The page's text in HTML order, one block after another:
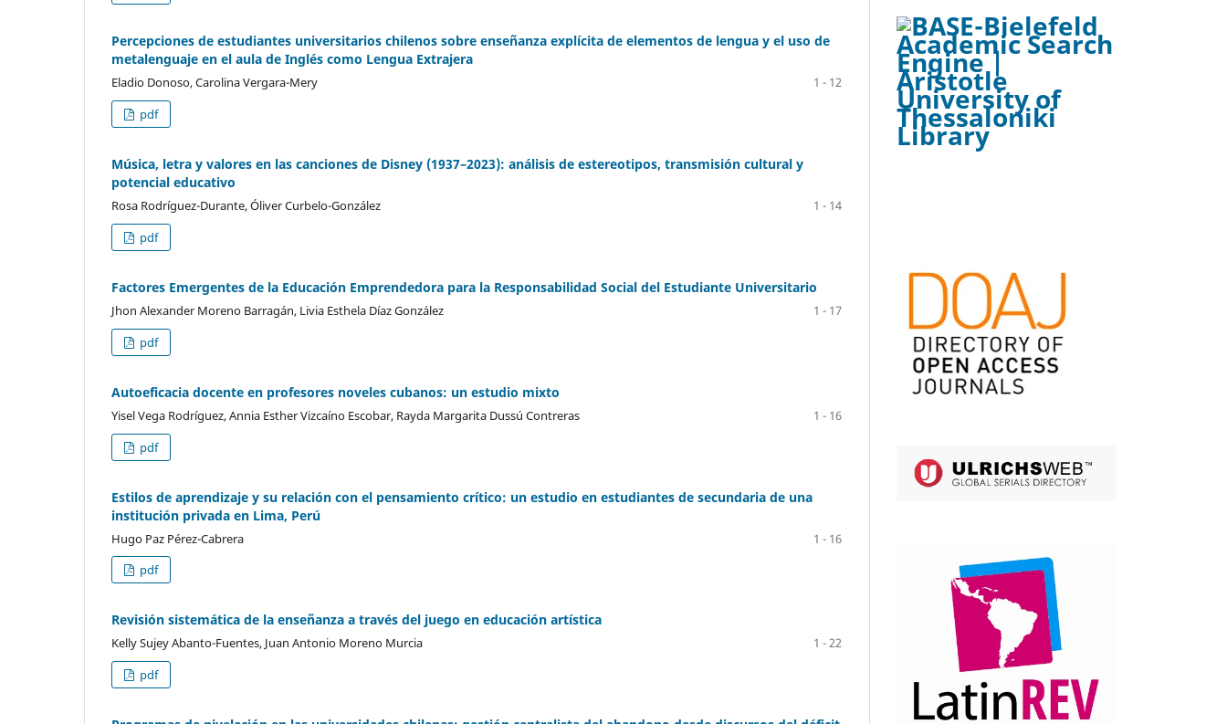
Percepciones de estudiantes universitarios chilenos sobre enseñanza explícita de elementos de lengua y el uso de
metalenguaje en el aula de Inglés como Lengua Extrajera
Eladio Donoso, Carolina Vergara-Mery
1 - 12
pdf
Música, letra y valores en las canciones de Disney (1937–2023): análisis de estereotipos, transmisión cultural y
potencial educativo
Rosa Rodríguez-Durante, Óliver Curbelo-González
1 - 14
pdf
Factores Emergentes de la Educación Emprendedora para la Responsabilidad Social del Estudiante Universitario
Jhon Alexander Moreno Barragán, Livia Esthela Díaz González
1 - 17
pdf
Autoeficacia docente en profesores noveles cubanos: un estudio mixto
Yisel Vega Rodríguez, Annia Esther Vizcaíno Escobar, Rayda Margarita Dussú Contreras
1 - 16
pdf
Estilos de aprendizaje y su relación con el pensamiento crítico: un estudio en estudiantes de secundaria de una
institución privada en Lima, Perú
Hugo Paz Pérez-Cabrera
1 - 16
pdf
Revisión sistemática de la enseñanza a través del juego en educación artística
Kelly Sujey Abanto-Fuentes, Juan Antonio Moreno Murcia
1 - 22
pdf